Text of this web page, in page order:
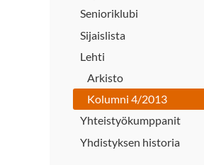
Senioriklubi
Sijaislista
Lehti
Arkisto
Kolumni 4/2013
Yhteistyökumppanit
Yhdistyksen historia